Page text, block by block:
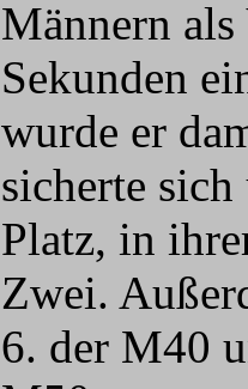
Männern
Sekunden
wurde er
sicherte
Platz, in
Zwei.
6. der M40